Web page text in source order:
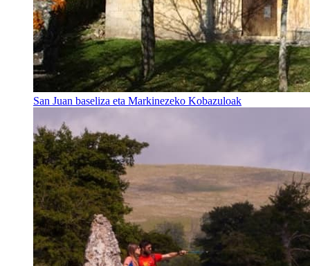
San Juan baseliza eta Markinezeko Kobazuloak